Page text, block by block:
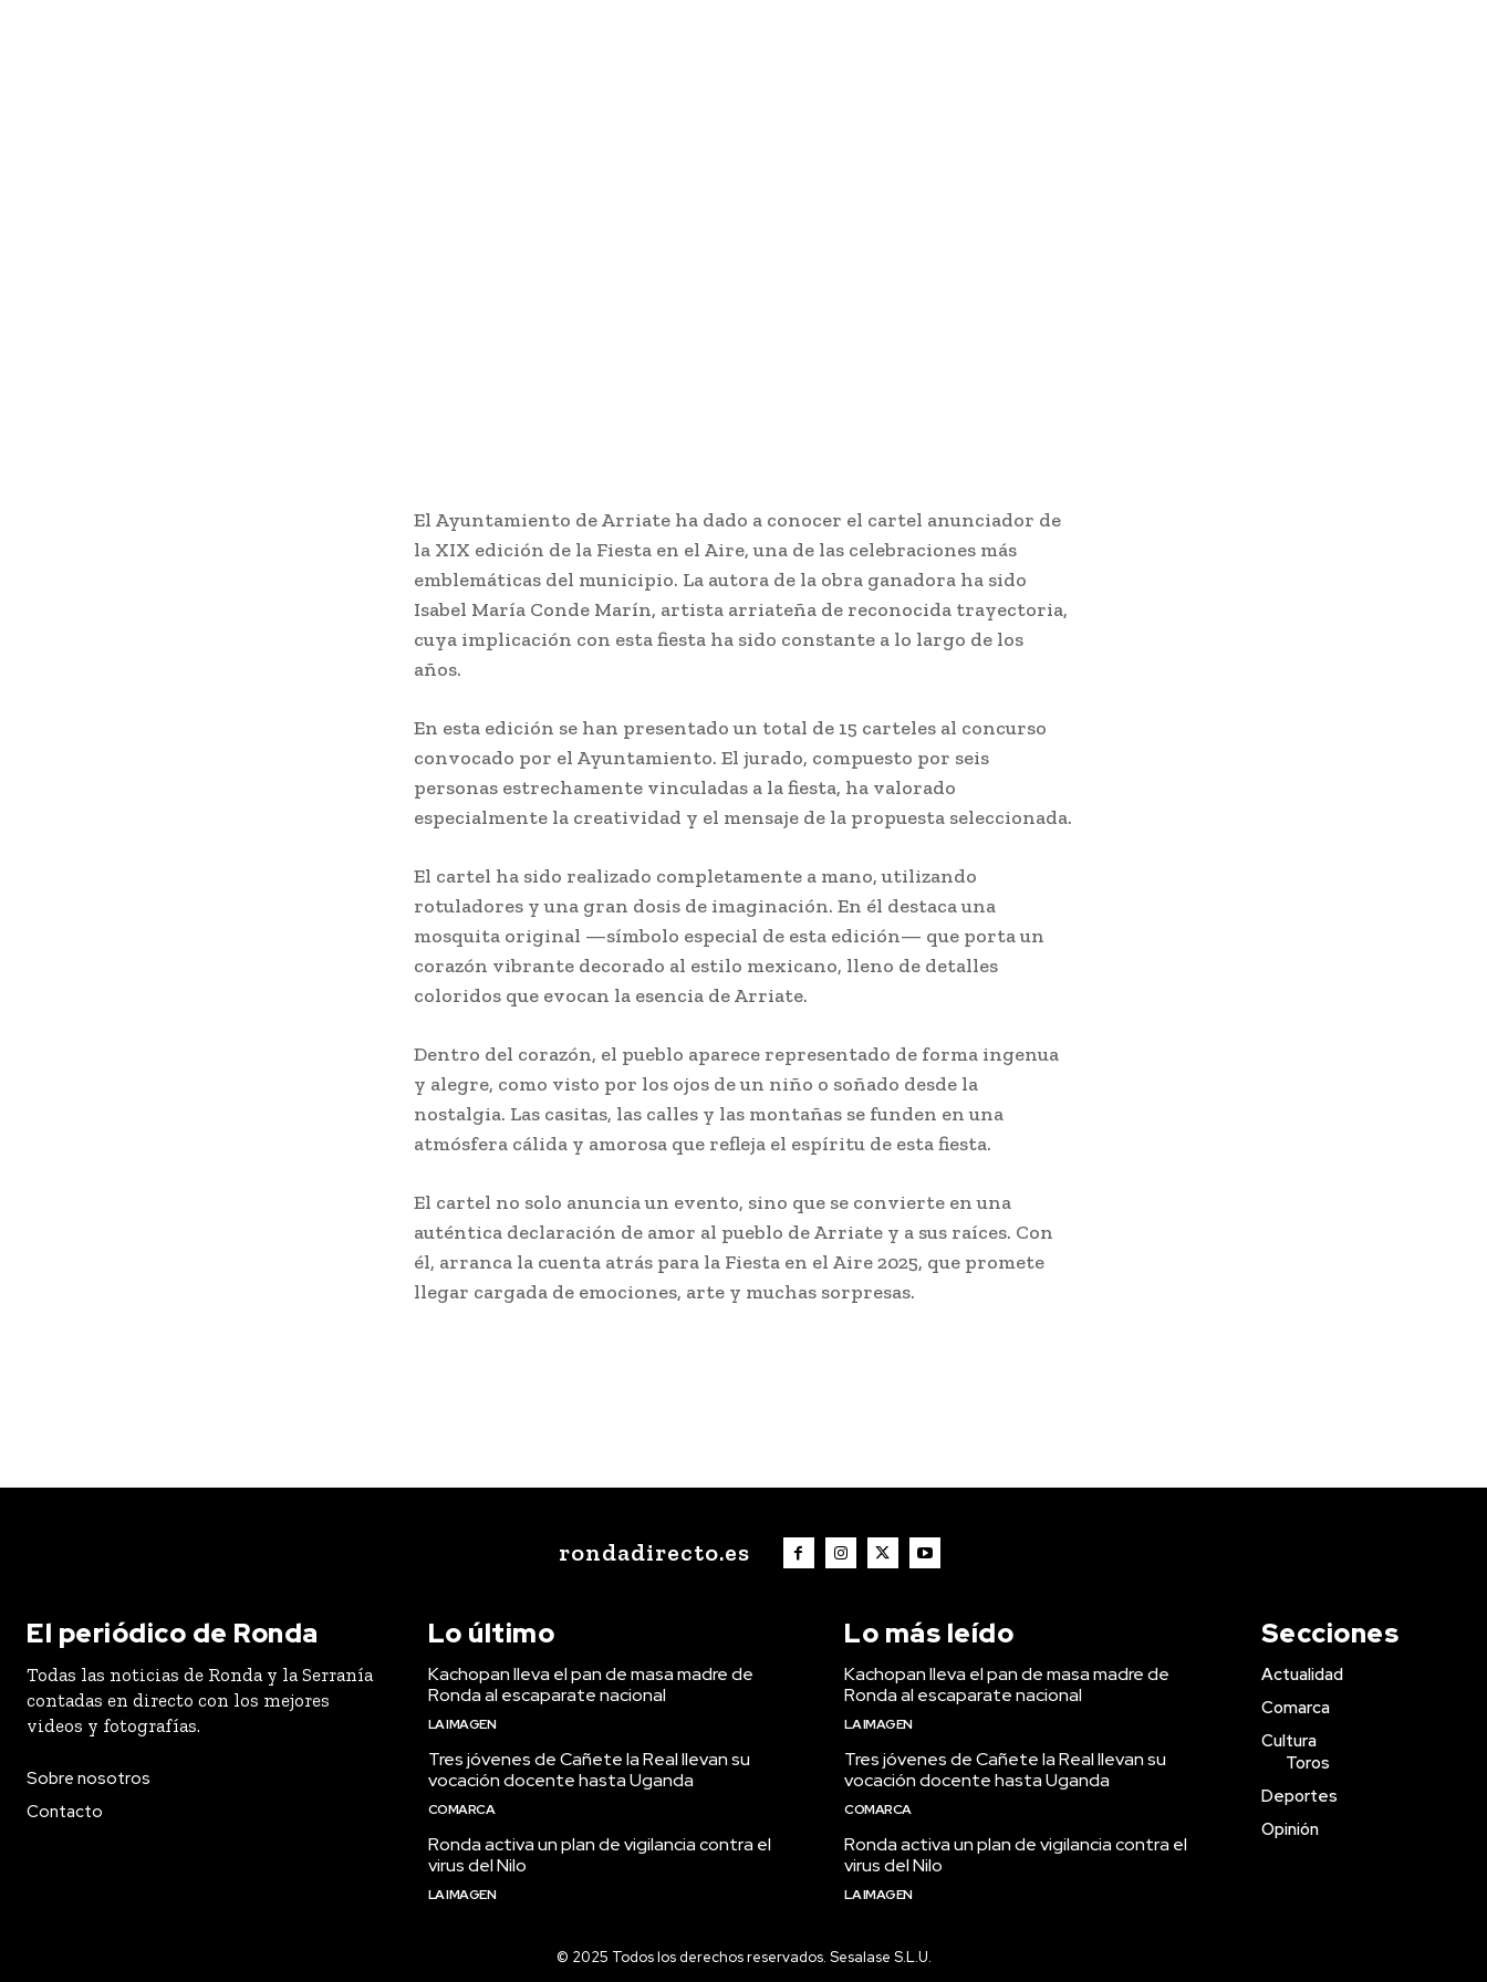
El Ayuntamiento de Arriate ha dado a conocer el cartel anunciador de
la XIX edición de la Fiesta en el Aire, una de las celebraciones más
emblemáticas del municipio. La autora de la obra ganadora ha sido
Isabel María Conde Marín, artista arriateña de reconocida trayectoria,
cuya implicación con esta fiesta ha sido constante a lo largo de los
años.
En esta edición se han presentado un total de 15 carteles al concurso
convocado por el Ayuntamiento. El jurado, compuesto por seis
personas estrechamente vinculadas a la fiesta, ha valorado
especialmente la creatividad y el mensaje de la propuesta seleccionada.
El cartel ha sido realizado completamente a mano, utilizando
rotuladores y una gran dosis de imaginación. En él destaca una
mosquita original —símbolo especial de esta edición— que porta un
corazón vibrante decorado al estilo mexicano, lleno de detalles
coloridos que evocan la esencia de Arriate.
Dentro del corazón, el pueblo aparece representado de forma ingenua
y alegre, como visto por los ojos de un niño o soñado desde la
nostalgia. Las casitas, las calles y las montañas se funden en una
atmósfera cálida y amorosa que refleja el espíritu de esta fiesta.
El cartel no solo anuncia un evento, sino que se convierte en una
auténtica declaración de amor al pueblo de Arriate y a sus raíces. Con
él, arranca la cuenta atrás para la Fiesta en el Aire 2025, que promete
llegar cargada de emociones, arte y muchas sorpresas.
rondadirecto.es
El periódico de Ronda
Todas las noticias de Ronda y la Serranía
contadas en directo con los mejores
videos y fotografías.
Sobre nosotros
Contacto
Lo último
Kachopan lleva el pan de masa madre de
Ronda al escaparate nacional
LA IMAGEN
Tres jóvenes de Cañete la Real llevan su
vocación docente hasta Uganda
COMARCA
Ronda activa un plan de vigilancia contra el
virus del Nilo
LA IMAGEN
Lo más leído
Kachopan lleva el pan de masa madre de
Ronda al escaparate nacional
LA IMAGEN
Tres jóvenes de Cañete la Real llevan su
vocación docente hasta Uganda
COMARCA
Ronda activa un plan de vigilancia contra el
virus del Nilo
LA IMAGEN
Secciones
Actualidad
Comarca
Cultura
Toros
Deportes
Opinión
© 2025 Todos los derechos reservados. Sesalase S.L.U.